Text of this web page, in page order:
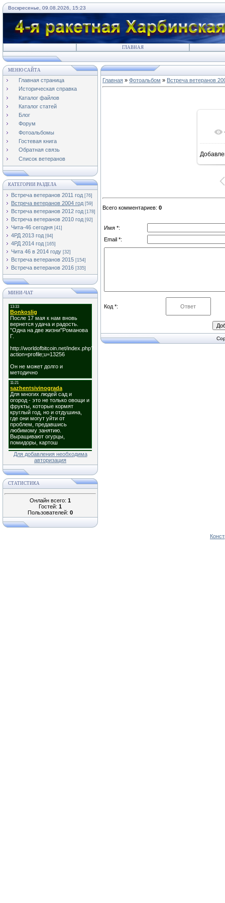
Воскресенье, 09.08.2026, 15:23
ГЛАВНАЯ
МЕНЮ САЙТА
Главная страница
Историческая справка
Каталог файлов
Каталог статей
Блог
Форум
Фотоальбомы
Гостевая книга
Обратная связь
Список ветеранов
КАТЕГОРИИ РАЗДЕЛА
Встреча ветеранов 2011 год [76]
Встреча ветеранов 2004 год [59]
Встреча ветеранов 2012 год [178]
Встреча ветеранов 2010 год [92]
Чита-46 сегодня [41]
4РД 2013 год [94]
4РД 2014 год [165]
Чита 46 в 2014 году [32]
Встреча ветеранов 2015 [154]
Встреча ветеранов 2016 [335]
МИНИ-ЧАТ
Для добавления необходима
авторизация
СТАТИСТИКА
Онлайн всего: 1
Гостей: 1
Пользователей: 0
Главная » Фотоальбом » Встреча ветеранов
Всего комментариев: 0
Имя *:
Email *:
Код *: